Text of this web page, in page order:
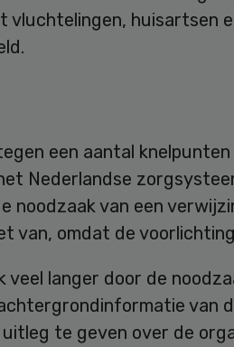
vluchtelingen, huisartsen
een aantal
Nederlandse
noodzaak van een
van, omdat de
veel langer door de
van
uitleg te geven over de